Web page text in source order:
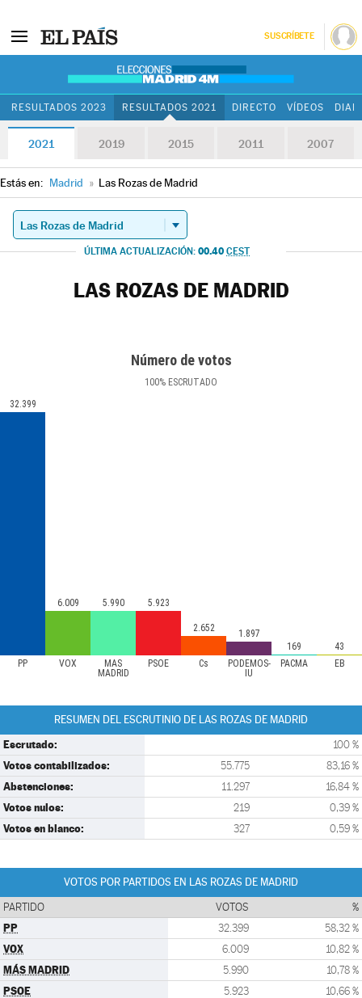
SUSCRÍBETE
RESULTADOS 2023 RESULTADOS 2021 DIRECTO VÍDEOS
2021 2019 2015 2011 2007
Estás en: Madrid » Las Rozas de Madrid
ÚLTIMA ACTUALIZACIÓN: 00.40 CEST
LAS ROZAS DE MADRID
Número de votos
100% ESCRUTADO
PP VOX
MÁS
MADRID
PSOE Cs
PODEMOS-
IU
PACMA EB
32.399
6.009 5.990 5.923
2.652
1.897
169
43
RESUMEN DEL ESCRUTINIO DE LAS ROZAS DE MADRID
Escrutado: 100 %
Votos contabilizados: 55.775 83,16 %
Abstenciones: 11.297 16,84 %
Votos nulos: 219 0,39 %
Votos en blanco: 327 0,59 %
VOTOS POR PARTIDOS EN LAS ROZAS DE MADRID
PARTIDO VOTOS %
PP 32.399 58,32 %
VOX 6.009 10,82 %
MÁS MADRID 5.990 10,78 %
PSOE 5.923 10,66 %